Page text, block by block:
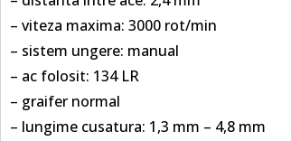
– viteza maxima: 3000 rot/min
– sistem ungere: manual
– ac folosit: 134 LR
– graifer normal
– lungime cusatura: 1,3 mm – 4,8 mm